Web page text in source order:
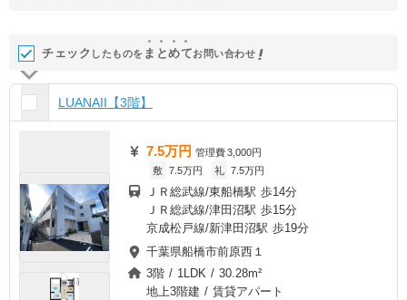
チェック したものを ま とめてお問い合わせ
LUANAII【3階】
7.5万円 管理費3,000円
敷 7.5万円 礼 7.5万円
ＪＲ総武線/東船橋駅 歩14分
ＪＲ総武線/津田沼駅 歩15分
京成松戸線/新津田沼駅 歩19分
千葉県船橋市前原西１
3階 / 1LDK / 30.28m²
地上3階建 / 賃貸アパート